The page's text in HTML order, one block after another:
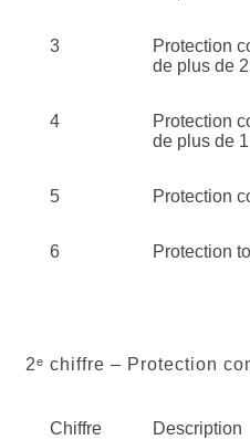
3
Protection
de plus de
4
Protection
de plus de
5 Protection
6 Protection
2ᵉ chiffre – Protection
Chiffre Description